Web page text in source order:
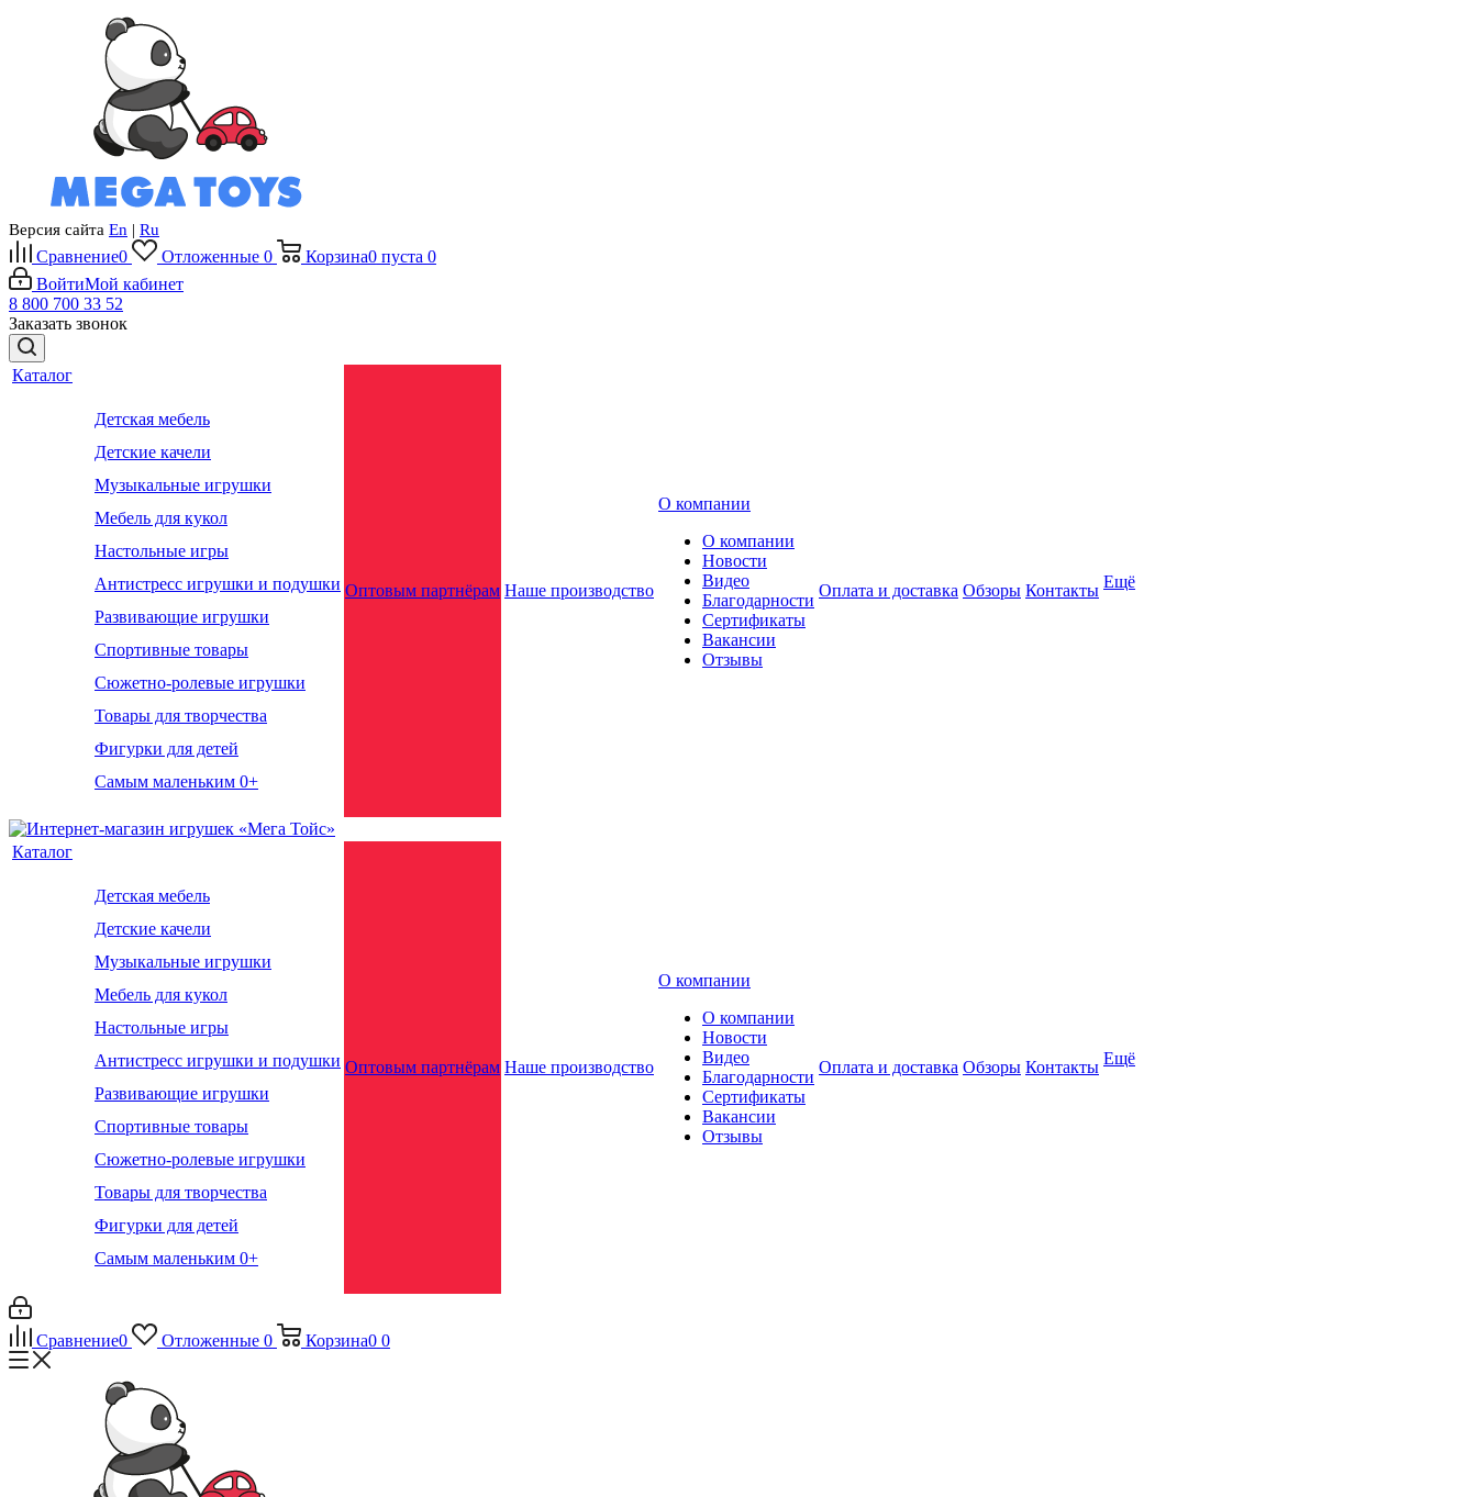
Версия сайта En | Ru
Сравнение0 Отложенные 0 Корзина0 пуста 0
ВойтиМой кабинет
8 800 700 33 52
Заказать звонок
Каталог
Детская мебель
Детские качели
Музыкальные игрушки
Мебель для кукол
Настольные игры
Антистресс игрушки и подушки
Развивающие игрушки
Спортивные товары
Сюжетно-ролевые игрушки
Товары для творчества
Фигурки для детей
Самым маленьким 0+
Оптовым партнёрам Наше производство
О компании
О компании
Новости
Видео
Благодарности
Сертификаты
Вакансии
Отзывы
Оплата и доставка Обзоры Контакты Ещё
Каталог
Детская мебель
Детские качели
Музыкальные игрушки
Мебель для кукол
Настольные игры
Антистресс игрушки и подушки
Развивающие игрушки
Спортивные товары
Сюжетно-ролевые игрушки
Товары для творчества
Фигурки для детей
Самым маленьким 0+
Оптовым партнёрам Наше производство
О компании
О компании
Новости
Видео
Благодарности
Сертификаты
Вакансии
Отзывы
Оплата и доставка Обзоры Контакты Ещё
Сравнение0 Отложенные 0 Корзина0 0